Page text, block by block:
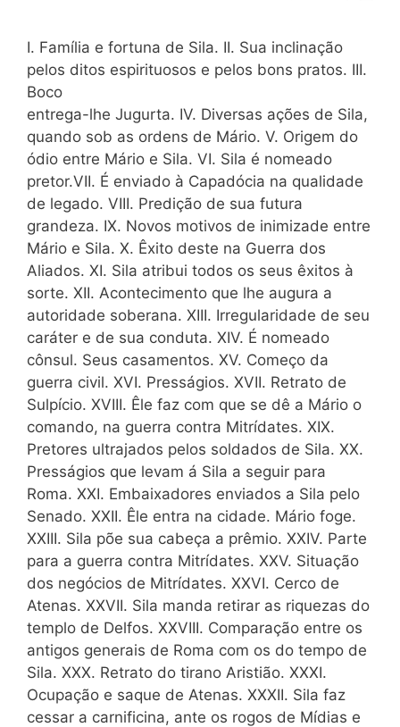
I. Família e fortuna de Sila. II. Sua inclinação
pelos ditos espirituosos e pelos bons pratos. III.
Boco
entrega-lhe Jugurta. IV. Diversas ações de Sila,
quando sob as ordens de Mário. V. Origem do
ódio entre Mário e Sila. VI. Sila é nomeado
pretor.VII. É enviado à Capadócia na qualidade
de legado. VIII. Predição de sua futura
grandeza. IX. Novos motivos de inimizade entre
Mário e Sila. X. Êxito deste na Guerra dos
Aliados. XI. Sila atribui todos os seus êxitos à
sorte. XII. Acontecimento que lhe augura a
autoridade soberana. XIII. Irregularidade de seu
caráter e de sua conduta. XIV. É nomeado
cônsul. Seus casamentos. XV. Começo da
guerra civil. XVI. Presságios. XVII. Retrato de
Sulpício. XVIII. Êle faz com que se dê a Mário o
comando, na guerra contra Mitrídates. XIX.
Pretores ultrajados pelos soldados de Sila. XX.
Presságios que levam á Sila a seguir para
Roma. XXI. Embaixadores enviados a Sila pelo
Senado. XXII. Êle entra na cidade. Mário foge.
XXIII. Sila põe sua cabeça a prêmio. XXIV. Parte
para a guerra contra Mitrídates. XXV. Situação
dos negócios de Mitrídates. XXVI. Cerco de
Atenas. XXVII. Sila manda retirar as riquezas do
templo de Delfos. XXVIII. Comparação entre os
antigos generais de Roma com os do tempo de
Sila. XXX. Retrato do tirano Aristião. XXXI.
Ocupação e saque de Atenas. XXXII. Sila faz
cessar a carnificina, ante os rogos de Mídias e